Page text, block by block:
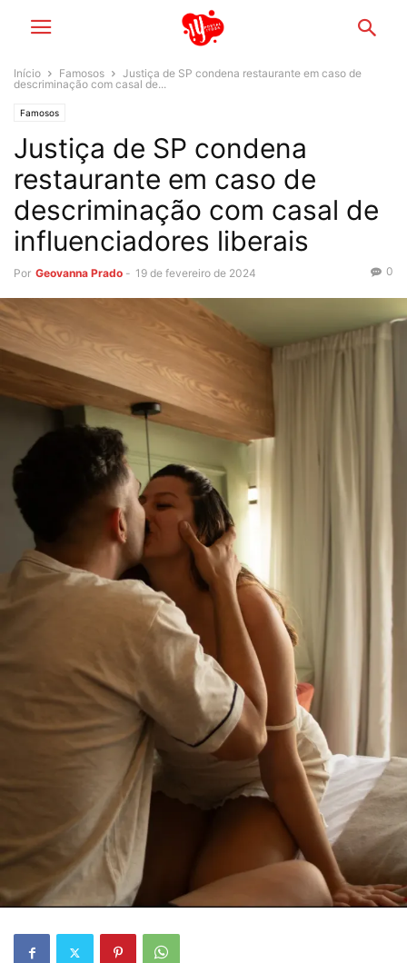
Início Famosos
Justiça de SP condena restaurante em caso de
descriminação com casal de...
Famosos
Justiça de SP condena
restaurante em caso de
descriminação com casal de
influenciadores liberais
Por Geovanna Prado - 19 de fevereiro de 2024 0